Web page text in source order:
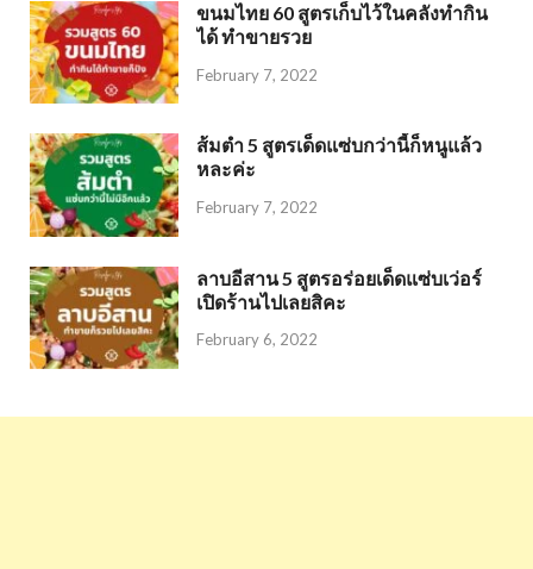
ขนมไทย 60 สูตรเก็บไว้ในคลังทำกิน
ได้ ทำขายรวย
February 7, 2022
ส้มตำ 5 สูตรเด็ดแซ่บกว่านี้ก็หนูแล้ว
หละค่ะ
February 7, 2022
ลาบอีสาน 5 สูตรอร่อยเด็ดแซ่บเว่อร์
เปิดร้านไปเลยสิคะ
February 6, 2022